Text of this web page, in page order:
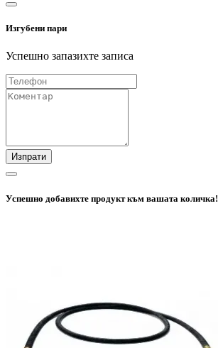
Изгубени пари
Успешно запазихте записа
Изпрати
Успешно добавихте продукт към вашата количка!